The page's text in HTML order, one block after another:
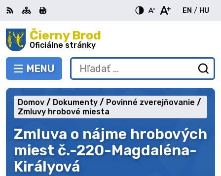
Preskočiť
na
obsah Čierny Brod
Oficiálne stránky
PREPNÚŤ
MENU
RSS MapaTlačiť
EN
English
/ HU
Hľadať:
Zmluva o nájme hrobových
miest č.-220-Magdaléna-
Királyová
Domov Dokumenty
Povinné zverejňovanie
Zmluvy hrobové miesta